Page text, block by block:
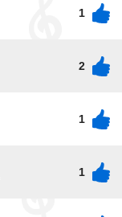
1
2
1
1